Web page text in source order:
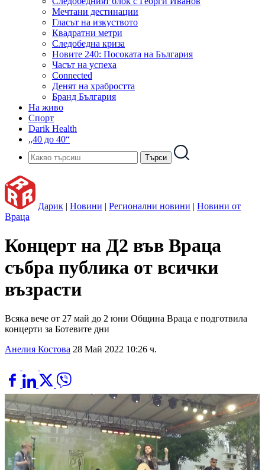
Мечтани дестинации
Гласът на изкуството
Квадратни метри
Следобедна криза
Новите 240: Посоката на България
Часът на успеха
Connected
Денят на храбростта
Бранд България
На живо
Спорт
Darik Health
„40 до 40“
Дарик | Новини | Регионални новини | Новини от
Враца
Концерт на Д2 във Враца
събра публика от всички
възрасти
Всяка вече от 27 май до 2 юни Община Враца е подготвила
концерти за Ботевите дни
Анелия Костова 28 Май 2022 10:26 ч.